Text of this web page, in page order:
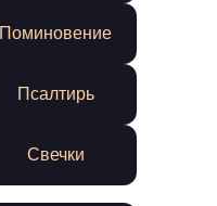
Поминовение
Псалтирь
Свечки